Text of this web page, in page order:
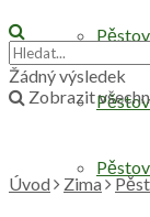
Žádný výsledek
Zobrazit
Úvod Zima